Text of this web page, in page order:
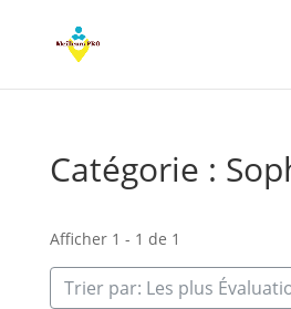
Catégorie :
Afficher 1 - 1 de 1
Trier par: Les plus